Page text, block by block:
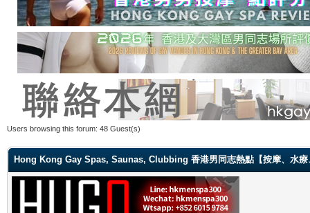
Users browsing this forum: 48 Guest(s)
Hong Kong Gay Spas, Saunas, Clubbing 香港男同志熱點【按摩、水